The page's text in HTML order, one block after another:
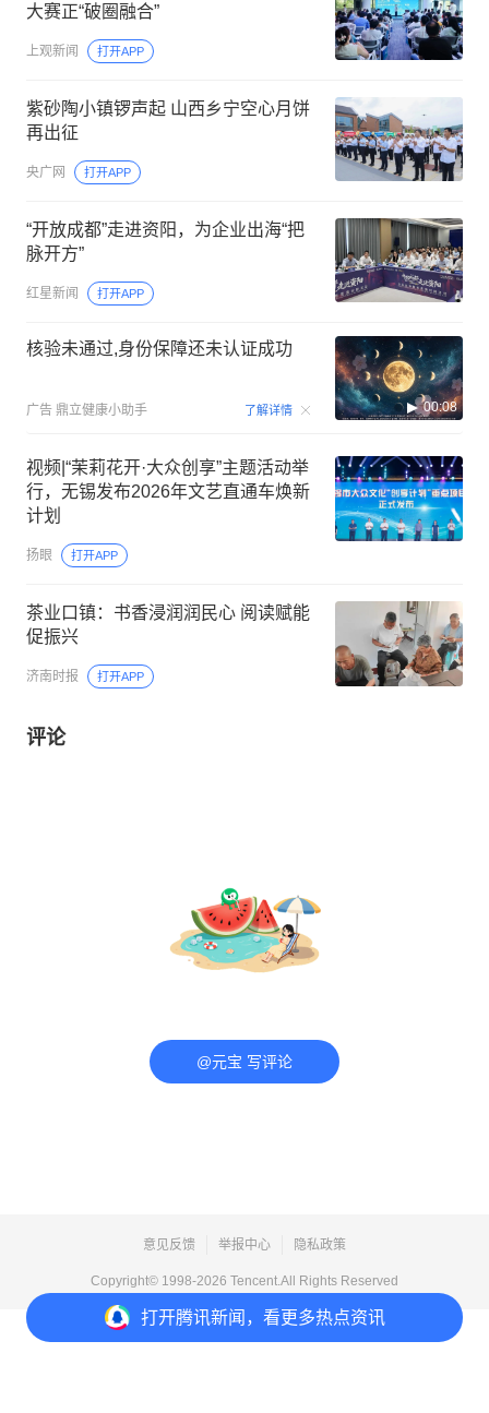
打开腾讯新闻，看更多热点资讯
大赛正“破圈融合”
上观新闻 打开APP
紫砂陶小镇锣声起 山西乡宁空心月饼
再出征
央广网 打开APP
“开放成都”走进资阳，为企业出海“把
脉开方”
红星新闻 打开APP
核验未通过,身份保障还未认证成功
广告 鼎立健康小助手 了解详情 00:08
视频|“茉莉花开·大众创享”主题活动举
行，无锡发布2026年文艺直通车焕新
计划
扬眼 打开APP
茶业口镇：书香浸润润民心 阅读赋能
促振兴
济南时报 打开APP
评论
@元宝 写评论
意见反馈 举报中心 隐私政策
Copyright© 1998-2026 Tencent.All Rights Reserved